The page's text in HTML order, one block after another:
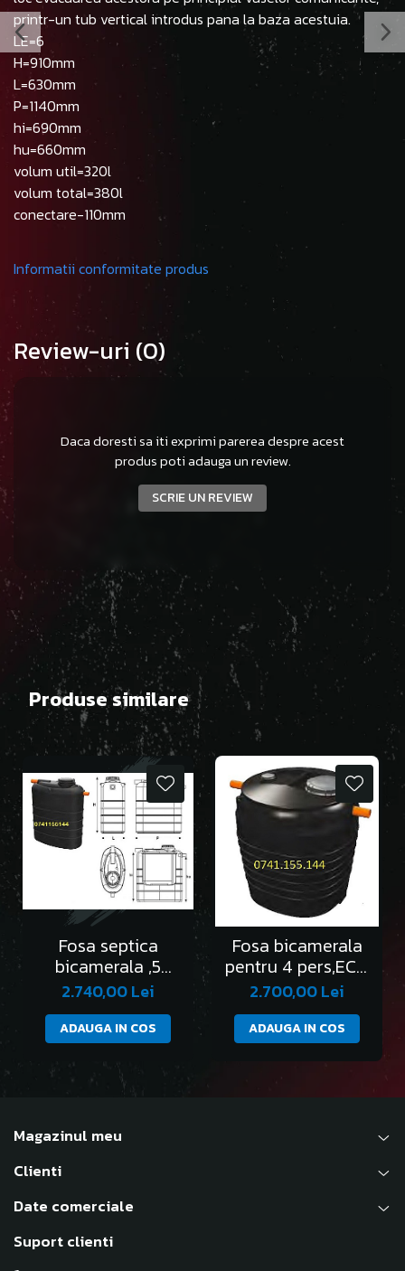
printr-un tub vertical introdus pana la baza acestuia.
LE=6
H=910mm
L=630mm
P=1140mm
hi=690mm
hu=660mm
volum util=320l
volum total=380l
conectare-110mm
Informatii conformitate produs
Review-uri (0)
Daca doresti sa iti exprimi parerea despre acest
produs poti adauga un review.
SCRIE UN REVIEW
Produse similare
Fosa septica
bicamerala ,5
persoane,SLIM
2.740,00 Lei
ADAUGA IN COS
Fosa bicamerala
pentru 4 pers,ECO
IMO4
2.700,00 Lei
ADAUGA IN COS
Magazinul meu
Clienti
Date comerciale
Suport clienti